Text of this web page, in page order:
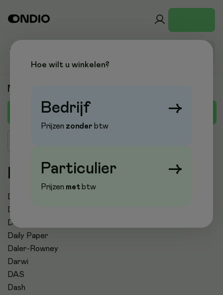
Merken
C D
D'Or
Daelmans
Dahle
Daily Paper
Daler-Rowney
Darwi
DAS
Dash
Hoe wilt u winkelen?
Bedrijf →
Prijzen zonder btw
Particulier →
Prijzen metbtw